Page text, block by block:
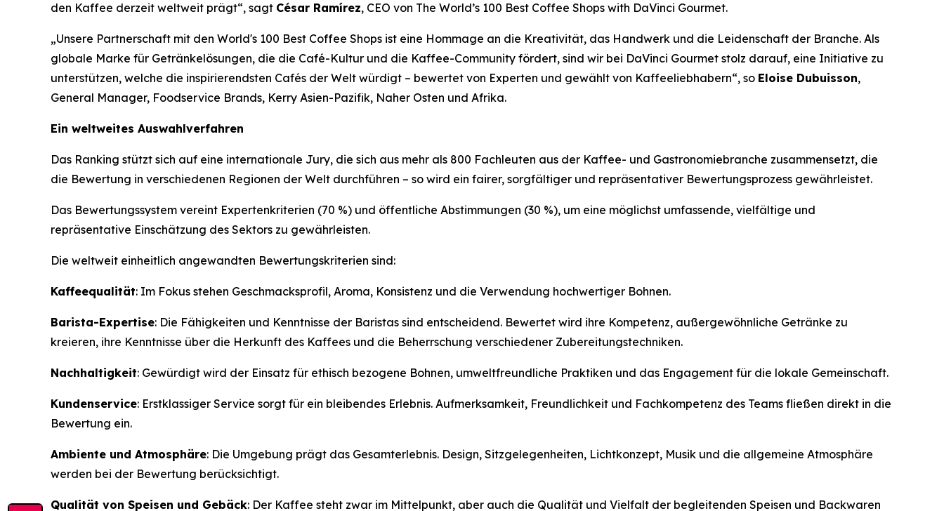
den Kaffee derzeit weltweit prägt“, sagt César Ramírez, CEO von The World’s 100 Best Coffee Shops with DaVinci Gourmet.
„Unsere Partnerschaft mit den World's 100 Best Coffee Shops ist eine Hommage an die Kreativität, das Handwerk und die Leidenschaft der Branche. Als
globale Marke für Getränkelösungen, die die Café-Kultur und die Kaffee-Community fördert, sind wir bei DaVinci Gourmet stolz darauf, eine Initiative zu
unterstützen, welche die inspirierendsten Cafés der Welt würdigt – bewertet von Experten und gewählt von Kaffeeliebhabern“, so Eloise Dubuisson,
General Manager, Foodservice Brands, Kerry Asien-Pazifik, Naher Osten und Afrika.
Ein weltweites Auswahlverfahren
Das Ranking stützt sich auf eine internationale Jury, die sich aus mehr als 800 Fachleuten aus der Kaffee- und Gastronomiebranche zusammensetzt, die
die Bewertung in verschiedenen Regionen der Welt durchführen – so wird ein fairer, sorgfältiger und repräsentativer Bewertungsprozess gewährleistet.
Das Bewertungssystem vereint Expertenkriterien (70 %) und öffentliche Abstimmungen (30 %), um eine möglichst umfassende, vielfältige und
repräsentative Einschätzung des Sektors zu gewährleisten.
Die weltweit einheitlich angewandten Bewertungskriterien sind:
Kaffeequalität: Im Fokus stehen Geschmacksprofil, Aroma, Konsistenz und die Verwendung hochwertiger Bohnen.
Barista-Expertise: Die Fähigkeiten und Kenntnisse der Baristas sind entscheidend. Bewertet wird ihre Kompetenz, außergewöhnliche Getränke zu
kreieren, ihre Kenntnisse über die Herkunft des Kaffees und die Beherrschung verschiedener Zubereitungstechniken.
Nachhaltigkeit: Gewürdigt wird der Einsatz für ethisch bezogene Bohnen, umweltfreundliche Praktiken und das Engagement für die lokale Gemeinschaft.
Kundenservice: Erstklassiger Service sorgt für ein bleibendes Erlebnis. Aufmerksamkeit, Freundlichkeit und Fachkompetenz des Teams fließen direkt in die
Bewertung ein.
Ambiente und Atmosphäre: Die Umgebung prägt das Gesamterlebnis. Design, Sitzgelegenheiten, Lichtkonzept, Musik und die allgemeine Atmosphäre
werden bei der Bewertung berücksichtigt.
Qualität von Speisen und Gebäck: Der Kaffee steht zwar im Mittelpunkt, aber auch die Qualität und Vielfalt der begleitenden Speisen und Backwaren